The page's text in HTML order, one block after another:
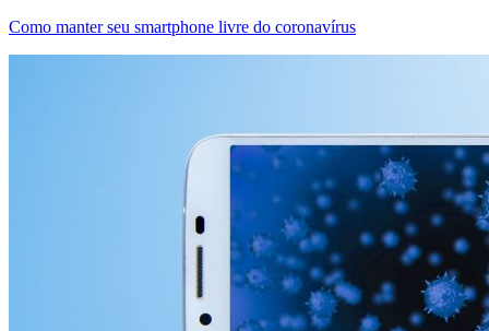
Como manter seu smartphone livre do coronavírus